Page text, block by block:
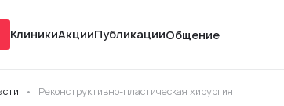
КлиникиАкцииПубликацииОбщение
Реконструктивно-пластическая хирургия